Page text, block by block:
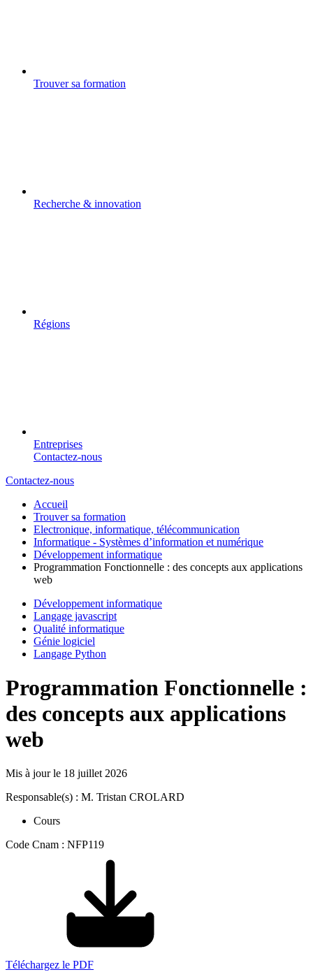
Trouver sa formation
Recherche & innovation
Régions
Entreprises
Contactez-nous
Contactez-nous
Accueil
Trouver sa formation
Electronique, informatique, télécommunication
Informatique - Systèmes d’information et numérique
Développement informatique
Programmation Fonctionnelle : des concepts aux applications
web
Développement informatique
Langage javascript
Qualité informatique
Génie logiciel
Langage Python
Programmation Fonctionnelle :
des concepts aux applications
web
Mis à jour le 18 juillet 2026
Responsable(s) : M. Tristan CROLARD
Cours
Code Cnam : NFP119
Téléchargez le PDF